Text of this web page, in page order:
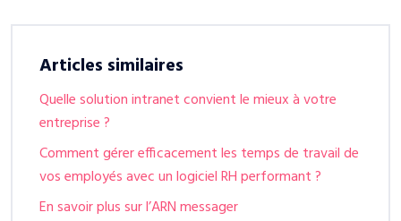
Articles similaires
Quelle solution intranet convient le mieux à votre
entreprise ?
Comment gérer efficacement les temps de travail de
vos employés avec un logiciel RH performant ?
En savoir plus sur l’ARN messager